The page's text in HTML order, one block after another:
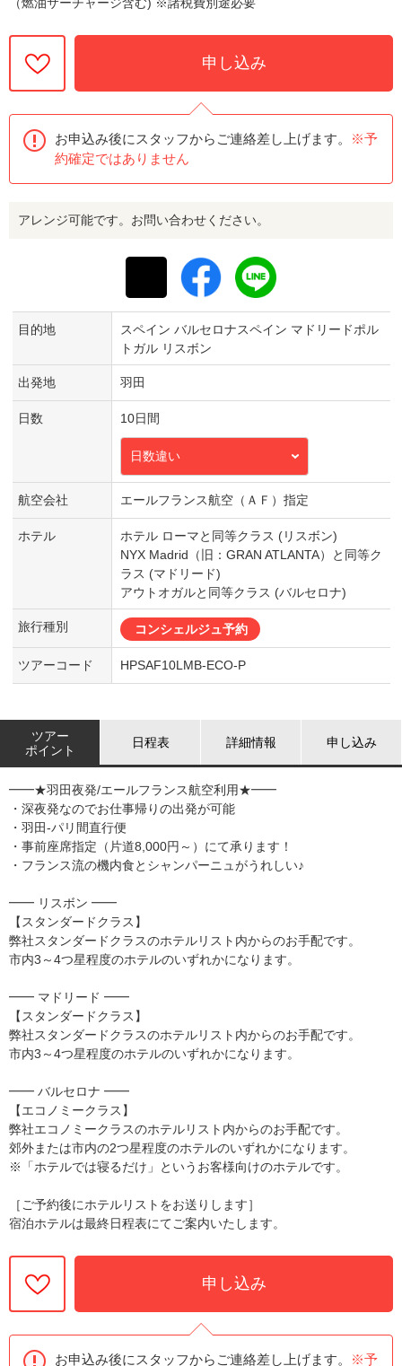
申し込み
お申込み後にスタッフからご連絡差し上げます。
※予
約確定ではありません
アレンジ可能です。お問い合わせください。
目的地
スペイン バルセロナスペイン マドリードポル
トガル リスボン
出発地 羽田
日数 10日間
日数違い
航空会社 エールフランス航空（ＡＦ）指定
ホテル
ホテル ローマと同等クラス (リスボン)
NYX Madrid（旧：GRAN ATLANTA）と同等ク
ラス (マドリード)
アウトオガルと同等クラス (バルセロナ)
旅行種別 コンシェルジュ予約
ツアーコード HPSAF10LMB-ECO-P
ツアー
ポイント
日程表 詳細情報 申し込み
━━★羽田夜発/エールフランス航空利用★━━
・深夜発なのでお仕事帰りの出発が可能
・羽田-パリ間直行便
・事前座席指定（片道8,000円～）にて承ります！
・フランス流の機内食とシャンパーニュがうれしい♪
━━ リスボン ━━
【スタンダードクラス】
弊社スタンダードクラスのホテルリスト内からのお手配です。
市内3～4つ星程度のホテルのいずれかになります。
━━ マドリード ━━
【スタンダードクラス】
弊社スタンダードクラスのホテルリスト内からのお手配です。
市内3～4つ星程度のホテルのいずれかになります。
━━ バルセロナ ━━
【エコノミークラス】
弊社エコノミークラスのホテルリスト内からのお手配です。
郊外または市内の2つ星程度のホテルのいずれかになります。
※「ホテルでは寝るだけ」というお客様向けのホテルです。
［ご予約後にホテルリストをお送りします］
宿泊ホテルは最終日程表にてご案内いたします。
申し込み
お申込み後にスタッフからご連絡差し上げます。 ※予